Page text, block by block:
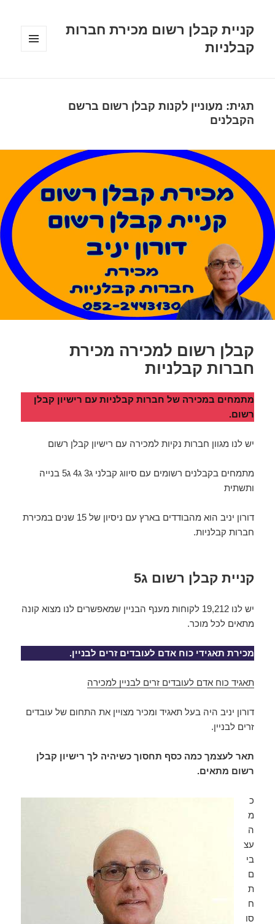
קניית קבלן רשום מכירת חברות
קבלניות
תגית: מעוניין לקנות קבלן רשום ברשם
הקבלנים
קבלן רשום למכירה מכירת
חברות קבלניות
מתמחים במכירה של חברות קבלניות עם רישיון קבלן
רשום.
יש לנו מגוון חברות נקיות למכירה עם רישיון קבלן רשום
מתמחים בקבלנים רשומים עם סיווג קבלני ג3 ג4 ג5 בנייה
ותשתית
דורון יניב הוא מהבודדים בארץ עם ניסיון של 15 שנים במכירת
חברות קבלניות.
קניית קבלן רשום ג5
יש לנו 19,212 לקוחות מענף הבניין שמאפשרים לנו מצוא קונה
מתאים לכל מוכר.
מכירת תאגידי כוח אדם לעובדים זרים לבניין.
תאגיד כוח אדם לעובדים זרים לבניין למכירה
דורון יניב היה בעל תאגיד ומכיר מצויין את התחום של עובדים
זרים לבניין.
תאר לעצמך כמה כסף תחסוך כשיהיה לך רישיון קבלן
רשום מתאים.
כ
מ
ה
עצ
בי
ם
ת
ח
סו